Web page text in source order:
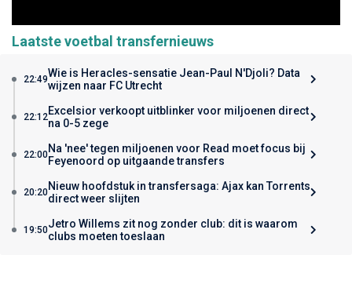
Laatste voetbal transfernieuws
22:49Wie is Heracles-sensatie Jean-Paul N'Djoli? Data
wijzen naar FC Utrecht
22:12Excelsior verkoopt uitblinker voor miljoenen direct
na 0-5 zege
22:00Na 'nee' tegen miljoenen voor Read moet focus bij
Feyenoord op uitgaande transfers
20:20Nieuw hoofdstuk in transfersaga: Ajax kan Torrents
direct weer slijten
19:50Jetro Willems zit nog zonder club: dit is waarom
clubs moeten toeslaan